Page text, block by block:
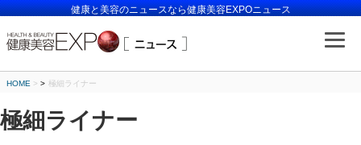
健康と美容のニュースなら健康美容EXPOニュース
HOME > 極細ライナー
極細ライナー